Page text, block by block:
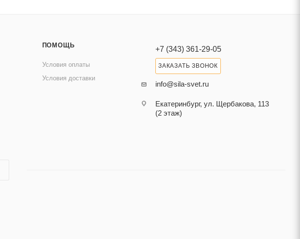
ПОМОЩЬ
Условия оплаты
Условия доставки
+7 (343) 361-29-05
ЗАКАЗАТЬ ЗВОНОК
info@sila-svet.ru
Екатеринбург, ул. Щербакова, 113
(2 этаж)